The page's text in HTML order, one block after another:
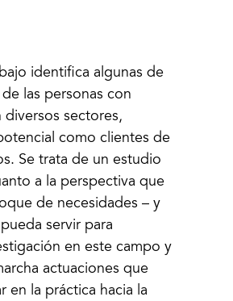
identifica algunas de
las personas con
diversos sectores,
como clientes de
Se trata de un estudio
a la perspectiva que
de necesidades – y
servir para
en este campo y
actuaciones que
en la práctica hacia la